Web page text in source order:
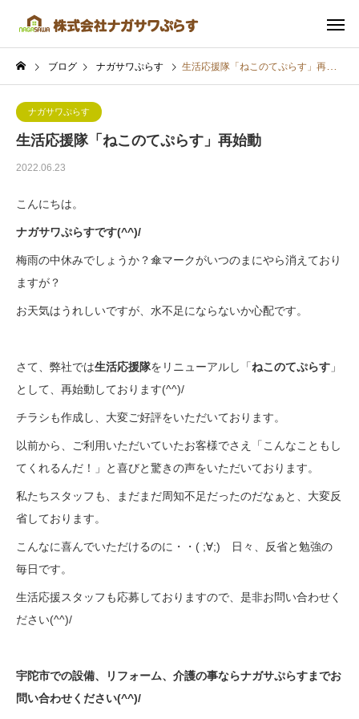
ブログ ナガサワぷらす 生活応援隊「ねこのてぷらす」再始動
ナガサワぷらす
生活応援隊「ねこのてぷらす」再始動
2022.06.23
こんにちは。
ナガサワぷらすです(^^)/
梅雨の中休みでしょうか？傘マークがいつのまにやら消えており
ますが？
お天気はうれしいですが、水不足にならないか心配です。
さて、弊社では生活応援隊をリニューアルし「ねこのてぷらす 」
として、再始動しております(^^)/
チラシも作成し、大変ご好評をいただいております。
以前から、ご利用いただいていたお客様でさえ「こんなこともし
てくれるんだ！」と喜びと驚きの声をいただいております。
私たちスタッフも、まだまだ周知不足だったのだなぁと、大変反
省しております。
こんなに喜んでいただけるのに・・( ;∀;) 日々、反省と勉強の
毎日です。
生活応援スタッフも応募しておりますので、是非お問い合わせく
ださい(^^)/
宇陀市での設備、リフォーム、介護の事ならナガサぷらすまでお
問い合わせください(^^)/